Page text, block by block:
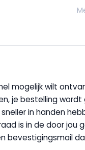
mogelijk wilt
je bestelling
in handen
is in de door jou
bevestigingsmail